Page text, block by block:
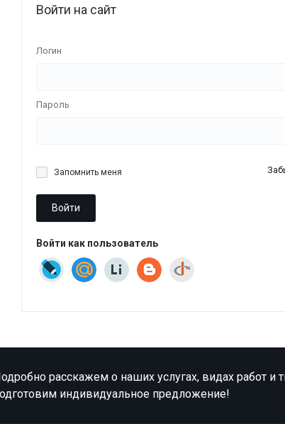
Войти на сайт
Логин
Пароль
Запомнить меня
Войти
Войти как пользователь
расскажем о наших услугах, видах работ и
индивидуальное предложение!